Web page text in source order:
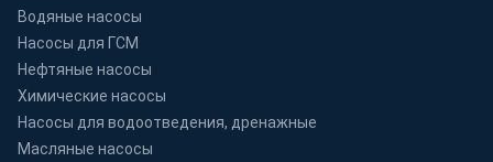
Водяные насосы
Насосы для ГСМ
Нефтяные насосы
Химические насосы
Насосы для водоотведения, дренажные
Масляные насосы